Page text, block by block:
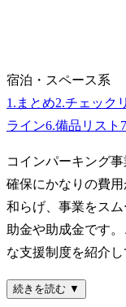
宿泊・スペース系
1 . まとめ2.チェック
ライン6.備品リスト 7
コインパーキング
確保にかなりの費
和らげ、事業をス
助金や助成金です
な支援制度を紹介し
続きを読む ▼